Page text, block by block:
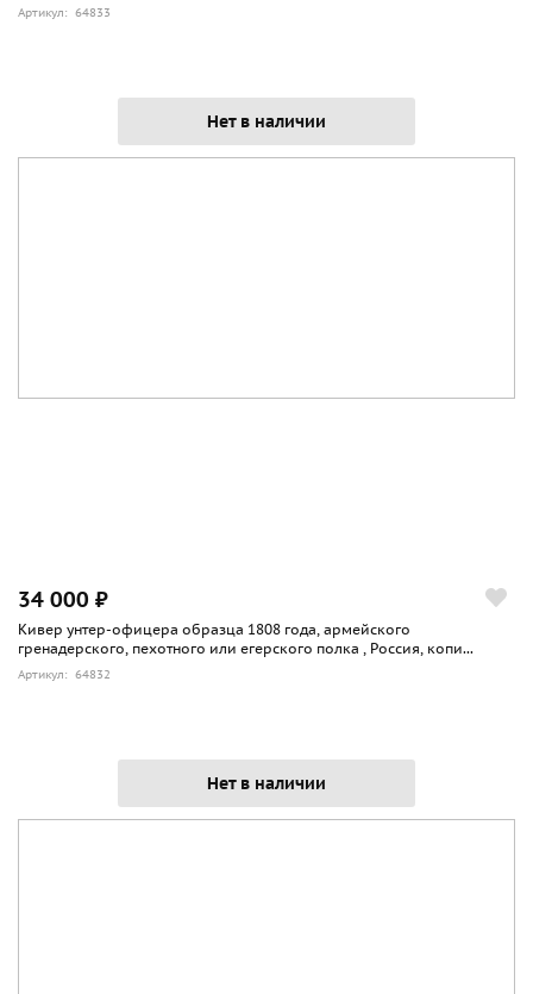
Артикул: 64833
Нет в наличии
34 000 ₽
Кивер унтер-офицера образца 1808 года, армейского
гренадерского, пехотного или егерского полка , Россия, копи...
Артикул: 64832
Нет в наличии